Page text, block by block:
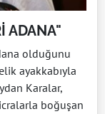
ADANA"
olduğunu
ayakkabıyla
Karalar,
boğuşan